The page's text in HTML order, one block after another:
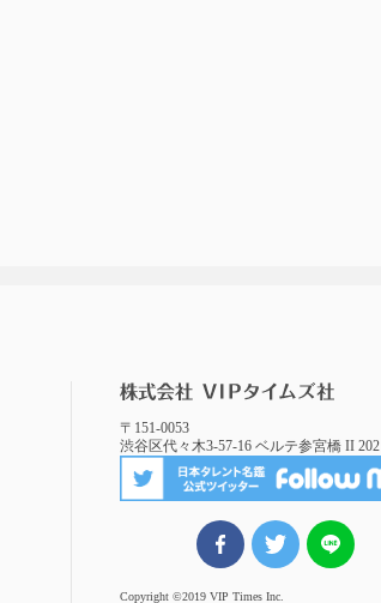
〒151-0053
渋谷区代々木3-57-16 ベルテ参宮橋 II 202
FBでシェアツイート
Copyright ©2019 VIP Times Inc.